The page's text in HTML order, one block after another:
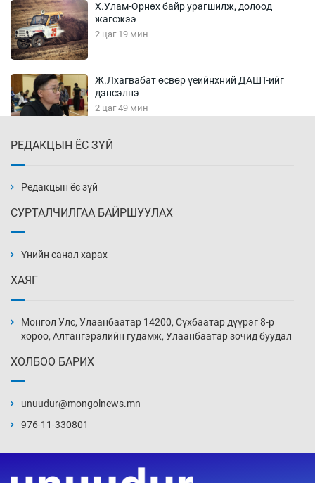
Х.Улам-Өрнөх байр урагшилж, долоод
жагсжээ
2 цаг 19 мин
Ж.Лхагвабат өсвөр үеийнхний ДАШТ-ийг
дэнсэлнэ
2 цаг 49 мин
3 цаг 19 мин
хэмжээг шинэчлэн тогтоох нь
4 цаг 19 мин
4 цаг 46 мин
4 цаг 49 мин
РЕДАКЦЫН ЁС ЗҮЙ
Редакцын ёс зүй
СУРТАЛЧИЛГАА БАЙРШУУЛАХ
Үнийн санал харах
ХАЯГ
Монгол Улс, Улаанбаатар 14200, Сүхбаатар дүүрэг 8-р
хороо, Алтангэрэлийн гудамж, Улаанбаатар зочид буудал
ХОЛБОО БАРИХ
unuudur@mongolnews.mn
976-11-330801